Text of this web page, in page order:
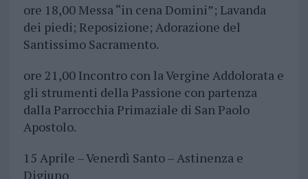
ore 18,00 Messa “in cena Domini”; Lavanda
dei piedi; Reposizione; Adorazione del
Santissimo Sacramento.
ore 21,00 Incontro con la Vergine Addolorata e
gli strumenti della Passione con partenza
dalla Parrocchia Primaziale di San Paolo
Apostolo.
15 Aprile – Venerdì Santo – Astinenza e
Digiuno